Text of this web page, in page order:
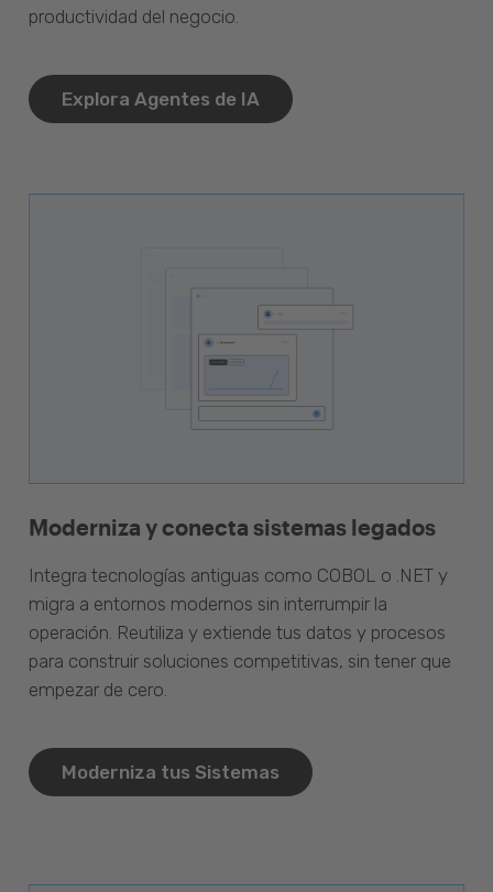
productividad del negocio.
Explora Agentes de IA
Moderniza y conecta sistemas legados
Integra tecnologías antiguas como COBOL o .NET y
migra a entornos modernos sin interrumpir la
operación. Reutiliza y extiende tus datos y procesos
para construir soluciones competitivas, sin tener que
empezar de cero.
Moderniza tus Sistemas